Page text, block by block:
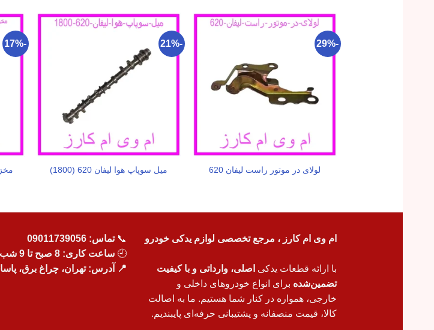
-29%
لولای در موتور راست لیفان 620
-21%
میل سوپاپ هوا لیفان 620 (1800)
-17%
ام وی ام کارز ، مرجع تخصصی لوازم یدکی خودرو
با ارائه قطعات یدکی اصلی، وارداتی و با کیفیت
تضمین‌شده برای انواع خودروهای داخلی و
خارجی، همواره در کنار شما هستیم. ما به اصالت
کالا، قیمت منصفانه و پشتیبانی حرفه‌ای پایبندیم.
📞تماس: 09011739056
🕘 ساعت کاری: 8 صبح تا 9 شب
📍 آدرس: تهران، چراغ برق،